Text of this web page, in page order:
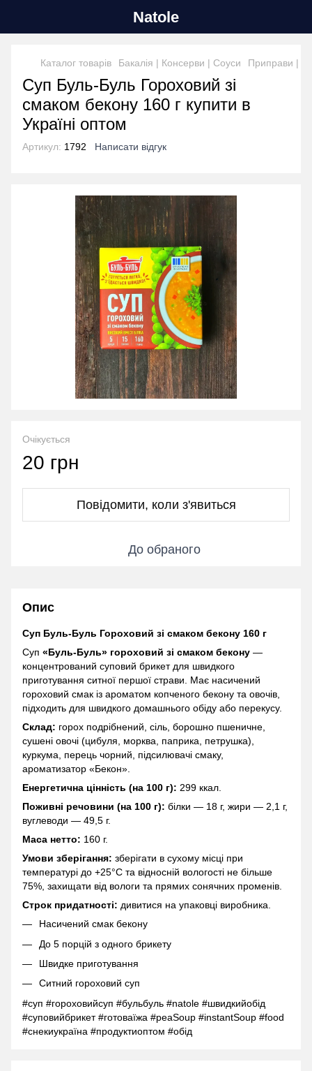
Natole
Каталог товарів Бакалія | Консерви | Соуси Приправи |
Суп Буль-Буль Гороховий зі
смаком бекону 160 г купити в
Україні оптом
Артикул: 1792 Написати відгук
Очікується
20 грн
Повідомити, коли з'явиться
До обраного
Опис
Суп Буль-Буль Гороховий зі смаком бекону 160 г
Суп «Буль-Буль» гороховий зі смаком бекону —
концентрований суповий брикет для швидкого
приготування ситної першої страви. Має насичений
гороховий смак із ароматом копченого бекону та овочів,
підходить для швидкого домашнього обіду або перекусу.
Склад: горох подрібнений, сіль, борошно пшеничне,
сушені овочі (цибуля, морква, паприка, петрушка),
куркума, перець чорний, підсилювачі смаку,
ароматизатор «Бекон».
Енергетична цінність (на 100 г): 299 ккал.
Поживні речовини (на 100 г): білки — 18 г, жири — 2,1 г,
вуглеводи — 49,5 г.
Маса нетто: 160 г.
Умови зберігання: зберігати в сухому місці при
температурі до +25°C та відносній вологості не більше
75%, захищати від вологи та прямих сонячних променів.
Строк придатності: дивитися на упаковці виробника.
Насичений смак бекону
До 5 порцій з одного брикету
Швидке приготування
Ситний гороховий суп
#суп #гороховийсуп #бульбуль #natole #швидкийобід
#суповийбрикет #готоваїжа #peaSoup #instantSoup #food
#снекиукраїна #продуктиоптом #обід